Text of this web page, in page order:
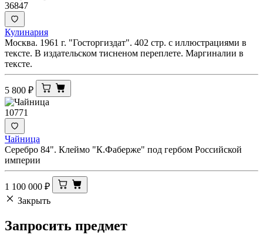
36847
Кулинария
Москва. 1961 г. "Госторгиздат". 402 стр. с иллюстрациями в
тексте. В издательском тисненом переплете. Маргиналии в
тексте.
5 800 ₽
10771
Чайница
Серебро 84". Клеймо "К.Фаберже" под гербом Российской
империи
1 100 000 ₽
Закрыть
Запросить предмет